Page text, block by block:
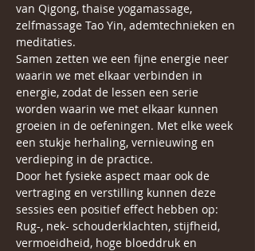
van Qigong, thaise yogamassage,
zelfmassage Tao Yin, ademtechnieken en
meditaties.
Samen zetten we een fijne energie neer
waarin we met elkaar verbinden in
energie, zodat de lessen een serie
worden waarin we met elkaar kunnen
groeien in de oefeningen. Met elke week
een stukje herhaling, vernieuwing en
verdieping in de practice.
Door het fysieke aspect maar ook de
vertraging en verstilling kunnen deze
sessies een positief effect hebben op:
Rug-, nek- schouderklachten, stijfheid,
vermoeidheid, hoge bloeddruk en